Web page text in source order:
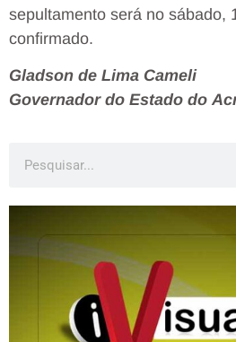
sepultamento será no sábado,
confirmado.
Gladson de Lima Cameli
Governador do Estado do